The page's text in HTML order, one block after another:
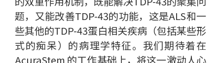
题，又能改善TDP-43的功能，这是ALS和一
些其他的TDP-43蛋白相关疾病（包括某些形
式的痴呆）的病理学特征。我们期待着在
AcuraStem 的工作基础上，将这一激动人心